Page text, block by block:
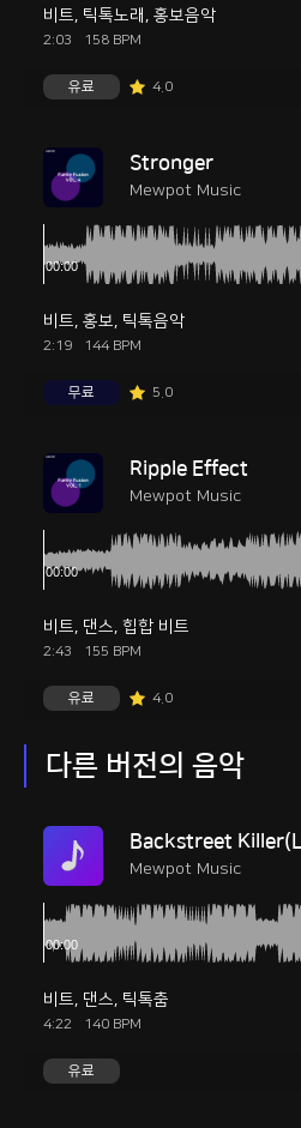
비트, 틱톡노래 , 홍보음악
2:03 158 BPM
유료 4.0
Stronger
Mewpot Music
비트, 홍보, 틱톡음악
2:19 144 BPM
무료 5.0
Ripple Effect
Mewpot Music
비트, 댄스, 힙합 비트
2:43 155 BPM
유료 4.0
다른 버전의 음악
Backstreet
Mewpot Music
비트, 댄스, 틱톡춤
4:22 140 BPM
유료